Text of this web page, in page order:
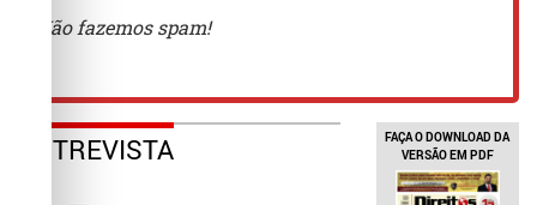
ENTREVISTA
FAÇA O DOWNLOAD DA
VERSÃO EM PDF